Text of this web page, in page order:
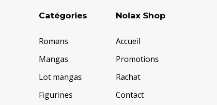
Catégories
Romans
Mangas
Lot mangas
Figurines
Nolax Shop
Accueil
Promotions
Rachat
Contact